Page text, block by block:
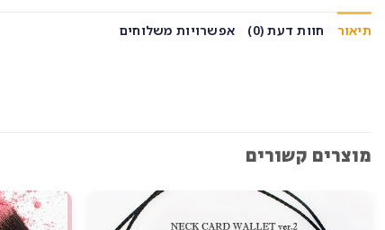
תיאור חוות דעת (0) אפשרויות משלוחים
מוצרים קשורים